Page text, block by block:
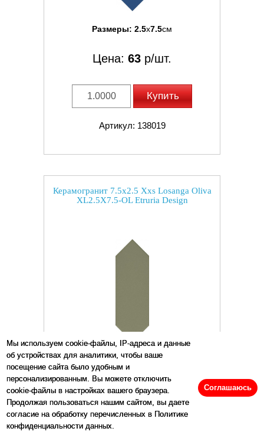
Мы используем cookie-файлы, IP-адреса и данные
об устройствах для аналитики, чтобы ваше
посещение сайта было удобным и
персонализированным. Вы можете отключить
cookie-файлы в настройках вашего браузера.
Продолжая пользоваться нашим сайтом, вы даете
согласие на обработку перечисленных в Политике
конфиденциальности данных.
Соглашаюсь
Размеры: 2.5x7.5см
Цена: 63 р/шт.
Купить
Артикул: 138019
Керамогранит 7.5x2.5 Xxs Losanga Oliva
XL2.5X7.5-OL Etruria Design
Размеры:2.5x7.5см
Цена:50р/шт.